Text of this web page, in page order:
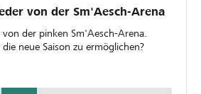
von der Sm'Aesch-Arena
der pinken Sm'Aesch-Arena.
neue Saison zu ermöglichen?